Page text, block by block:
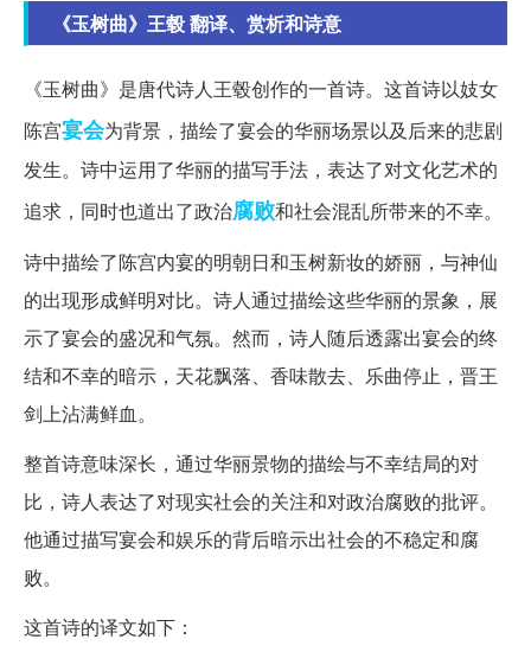
《玉树曲》王毂 翻译、赏析和诗意
《玉树曲》是唐代诗人王毂创作的一首诗。这首诗以妓女
陈宫宴会为背景，描绘了宴会的华丽场景以及后来的悲剧
发生。诗中运用了华丽的描写手法，表达了对文化艺术的
追求，同时也道出了政治腐败和社会混乱所带来的不幸。
诗中描绘了陈宫内宴的明朝日和玉树新妆的娇丽，与神仙
的出现形成鲜明对比。诗人通过描绘这些华丽的景象，展
示了宴会的盛况和气氛。然而，诗人随后透露出宴会的终
结和不幸的暗示，天花飘落、香味散去、乐曲停止，晋王
剑上沾满鲜血。
整首诗意味深长，通过华丽景物的描绘与不幸结局的对
比，诗人表达了对现实社会的关注和对政治腐败的批评。
他通过描写宴会和娱乐的背后暗示出社会的不稳定和腐
败。
这首诗的译文如下：